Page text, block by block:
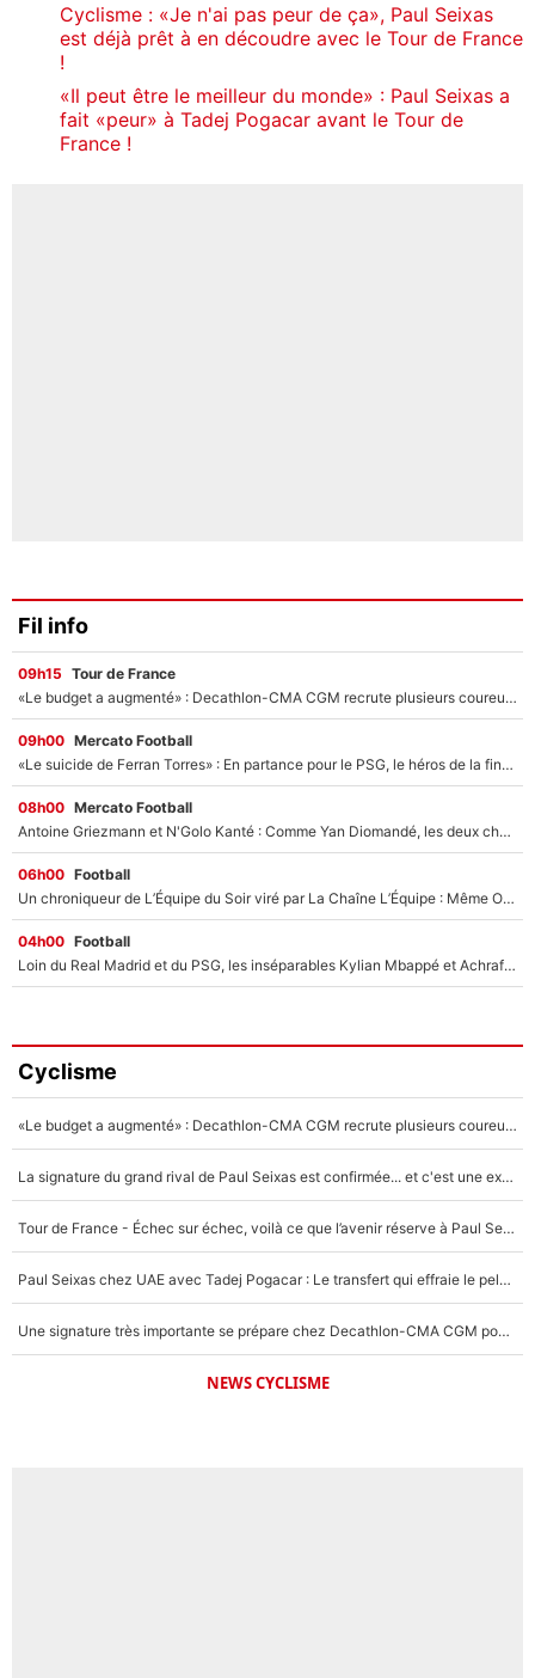
Cyclisme : «Je n'ai pas peur de ça», Paul Seixas
est déjà prêt à en découdre avec le Tour de France
!
«Il peut être le meilleur du monde» : Paul Seixas a
fait «peur» à Tadej Pogacar avant le Tour de
France !
Fil info
09h15 Tour de France
«Le budget a augmenté» : Decathlon-CMA CGM recrute plusieurs coureurs pour offrir à Paul Seixas une équipe pour gagner le Tour de France 2027
09h00 Mercato Football
«Le suicide de Ferran Torres» : En partance pour le PSG, le héros de la finale de la Coupe du monde s'attire les foudres de la presse espagnole !
08h00 Mercato Football
Antoine Griezmann et N'Golo Kanté : Comme Yan Diomandé, les deux champions du monde ont refusé de signer au PSG !
06h00 Football
Un chroniqueur de L’Équipe du Soir viré par La Chaîne L’Équipe : Même Olivier Ménard n’avait pas pu empêcher son départ, «je l’ai appris sur Twitter, je l’ai vécu assez mal»
04h00 Football
Loin du Real Madrid et du PSG, les inséparables Kylian Mbappé et Achraf Hakimi changent d'équipe le temps d'une journée !
Cyclisme
«Le budget a augmenté» : Decathlon-CMA CGM recrute plusieurs coureurs pour offrir à Paul Seixas une équipe pour gagner le Tour de France 2027
La signature du grand rival de Paul Seixas est confirmée... et c'est une excellente nouvelle pour l'équipe Decathlon-CMA CGM !
Tour de France - Échec sur échec, voilà ce que l’avenir réserve à Paul Seixas : «Tant qu’il y aura un Pogacar comme celui-là...»
Paul Seixas chez UAE avec Tadej Pogacar : Le transfert qui effraie le peloton, «c’est la pire des choses qui puisse arriver»
Une signature très importante se prépare chez Decathlon-CMA CGM pour aider Paul Seixas à gagner le Tour de France 2027
NEWS CYCLISME